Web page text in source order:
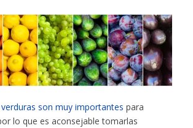
son muy importantes para
lo que es aconsejable tomarlas